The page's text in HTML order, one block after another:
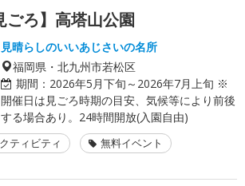
ごろ】高塔山公園
見晴らしのいいあじさいの名所
福岡県・北九州市若松区
期間： 2026年5月下旬～2026年7月上旬 ※
開催日は見ごろ時期の目安、気候等により前後
する場合あり。24時間開放(入園自由)
ティビティ 無料イベント